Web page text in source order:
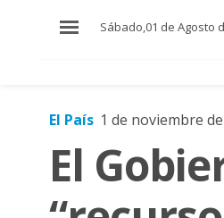
Sábado,01 de Agosto
Mundo
El País 1 de noviembre
El